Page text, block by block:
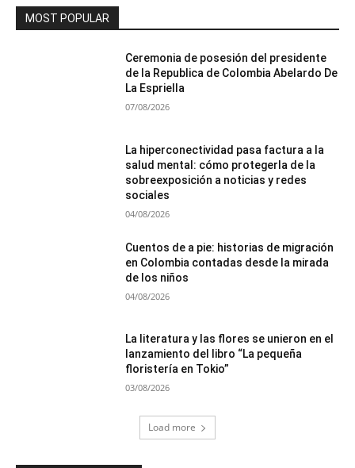
MOST POPULAR
Ceremonia de posesión del presidente
de la Republica de Colombia Abelardo De
La Espriella
07/08/2026
La hiperconectividad pasa factura a la
salud mental: cómo protegerla de la
sobreexposición a noticias y redes
sociales
04/08/2026
Cuentos de a pie: historias de migración
en Colombia contadas desde la mirada
de los niños
04/08/2026
La literatura y las flores se unieron en el
lanzamiento del libro “La pequeña
floristería en Tokio”
03/08/2026
Load more